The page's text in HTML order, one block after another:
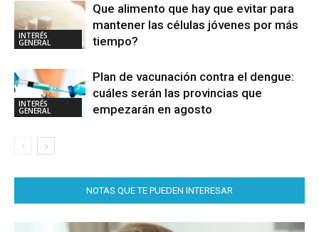
INTERÉS
GENERAL
Que alimento que hay que evitar para
mantener las células jóvenes por más
tiempo?
INTERÉS
GENERAL
Plan de vacunación contra el dengue:
cuáles serán las provincias que
empezarán en agosto
NOTAS QUE TE PUEDEN INTERESAR